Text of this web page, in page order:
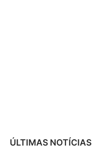
ÚLTIMAS NOTÍCIAS